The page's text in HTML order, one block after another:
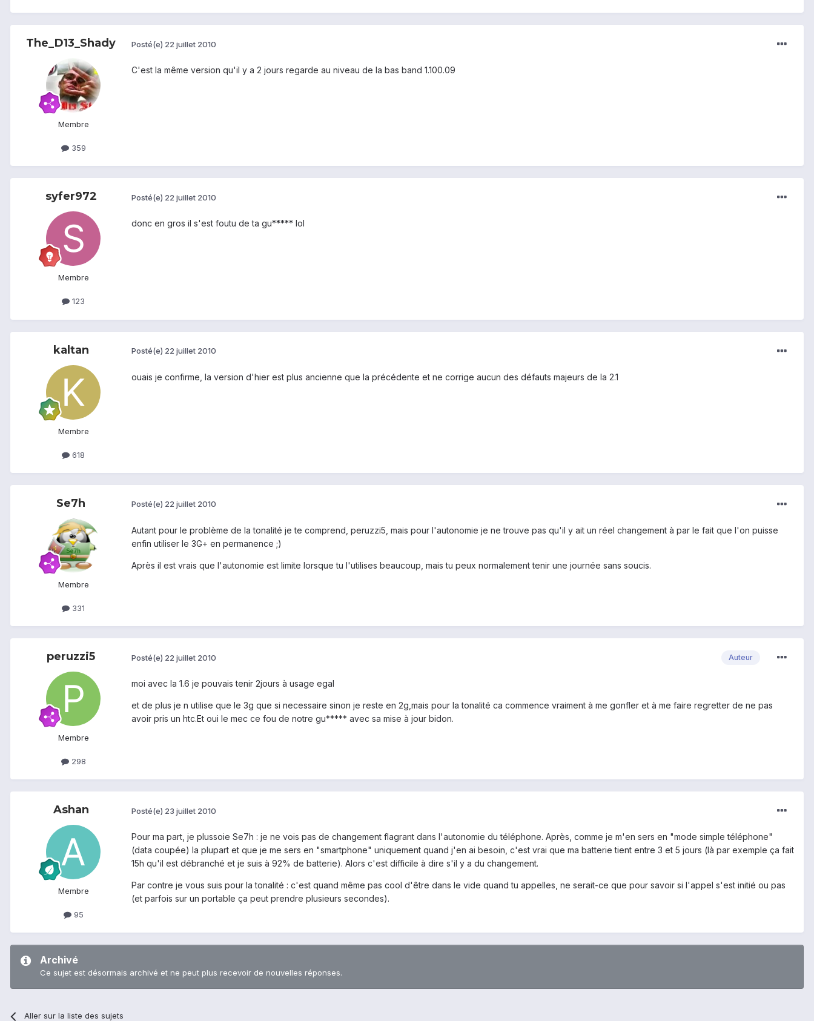
The_D13_Shady
Membre
359
Posté(e) 22 juillet 2010
C'est la même version qu'il y a 2 jours regarde au niveau de la bas band 1.100.09
syfer972
Membre
123
Posté(e) 22 juillet 2010
donc en gros il s'est foutu de ta gu***** lol
kaltan
Membre
618
Posté(e) 22 juillet 2010
ouais je confirme, la version d'hier est plus ancienne que la précédente et ne corrige aucun des défauts majeurs de la 2.1
Se7h
Membre
331
Posté(e) 22 juillet 2010
Autant pour le problème de la tonalité je te comprend, peruzzi5, mais pour l'autonomie je ne trouve pas qu'il y ait un réel changement à par le fait que l'on puisse
enfin utiliser le 3G+ en permanence ;)
Après il est vrais que l'autonomie est limite lorsque tu l'utilises beaucoup, mais tu peux normalement tenir une journée sans soucis.
peruzzi5
Membre
298
Auteur
Posté(e) 22 juillet 2010
moi avec la 1.6 je pouvais tenir 2jours à usage egal
et de plus je n utilise que le 3g que si necessaire sinon je reste en 2g,mais pour la tonalité ca commence vraiment à me gonfler et à me faire regretter de ne pas
avoir pris un htc.Et oui le mec ce fou de notre gu***** avec sa mise à jour bidon.
Ashan
Membre
95
Posté(e) 23 juillet 2010
Pour ma part, je plussoie Se7h : je ne vois pas de changement flagrant dans l'autonomie du téléphone. Après, comme je m'en sers en "mode simple téléphone"
(data coupée) la plupart et que je me sers en "smartphone" uniquement quand j'en ai besoin, c'est vrai que ma batterie tient entre 3 et 5 jours (là par exemple ça fait
15h qu'il est débranché et je suis à 92% de batterie). Alors c'est difficile à dire s'il y a du changement.
Par contre je vous suis pour la tonalité : c'est quand même pas cool d'être dans le vide quand tu appelles, ne serait-ce que pour savoir si l'appel s'est initié ou pas
(et parfois sur un portable ça peut prendre plusieurs secondes).
Archivé
Ce sujet est désormais archivé et ne peut plus recevoir de nouvelles réponses.
Aller sur la liste des sujets